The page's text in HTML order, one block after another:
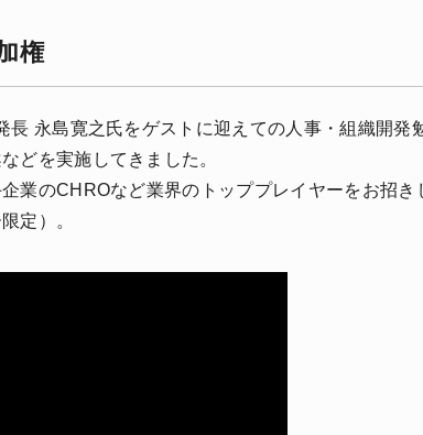
権
長 永島寛之氏をゲストに迎えての人事・組織開
どを実施してきました。
業のCHROなど業界のトッププレイヤーをお招
定）。